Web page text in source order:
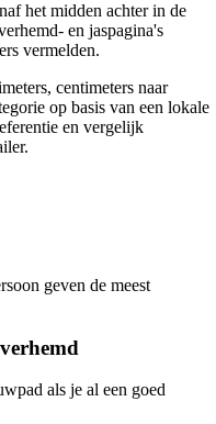
het midden achter in de
en jaspagina's
vermelden.
centimeters naar
op basis van een lokale
en vergelijk
geven de meest
als je al een goed